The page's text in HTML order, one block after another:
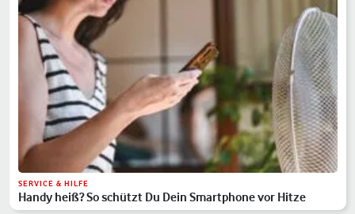
SERVICE & HILFE
Handy heiß? So schützt Du Dein Smartphone vor Hitze